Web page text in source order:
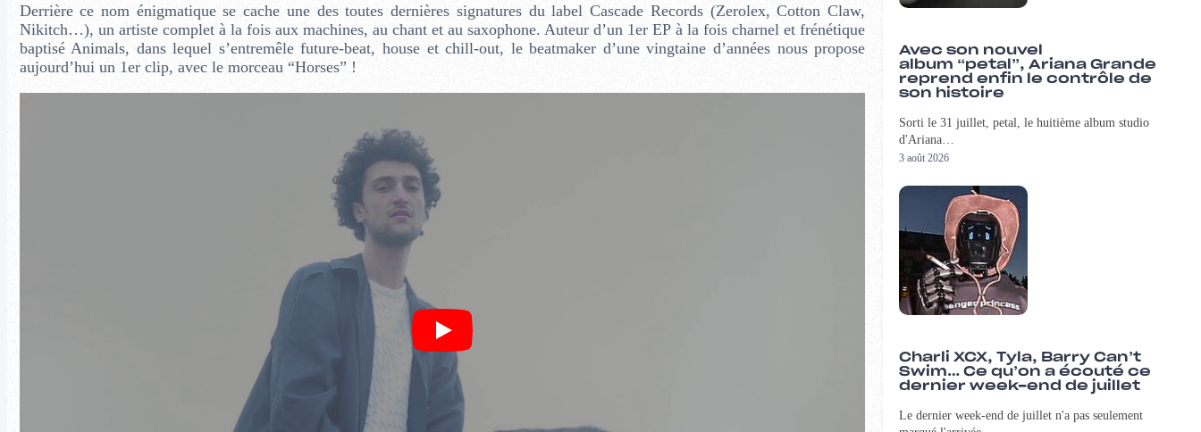
Derrière ce nom énigmatique se cache une des toutes dernières signatures du label Cascade Records (Zerolex, Cotton Claw,
Nikitch…), un artiste complet à la fois aux machines, au chant et au saxophone. Auteur d’un 1er EP à la fois charnel et frénétique
baptisé Animals, dans lequel s’entremêle future-beat, house et chill-out, le beatmaker d’une vingtaine d’années nous propose
aujourd’hui un 1er clip, avec le morceau “Horses” !
Avec son nouvel
album “petal”, Ariana Grande
reprend enfin le contrôle de
son histoire
Sorti le 31 juillet, petal, le huitième album studio
d'Ariana…
3 août 2026
Charli XCX, Tyla, Barry Can’t
Swim… Ce qu’on a écouté ce
dernier week-end de juillet
Le dernier week-end de juillet n'a pas seulement